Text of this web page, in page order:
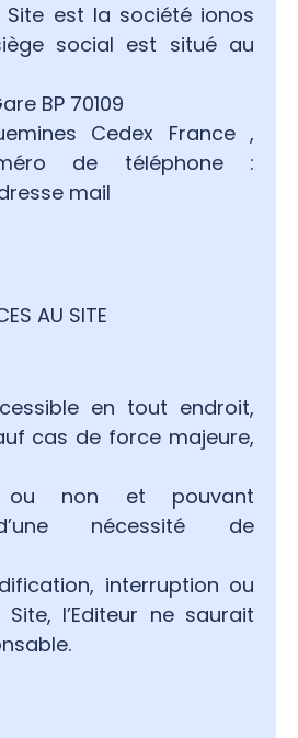
Site est la société ionos
social est situé au
BP 70109
Cedex France ,
de téléphone :
mail
AU SITE
en tout endroit,
cas de force majeure,
ou non et pouvant
nécessité de
interruption ou
l’Editeur ne saurait